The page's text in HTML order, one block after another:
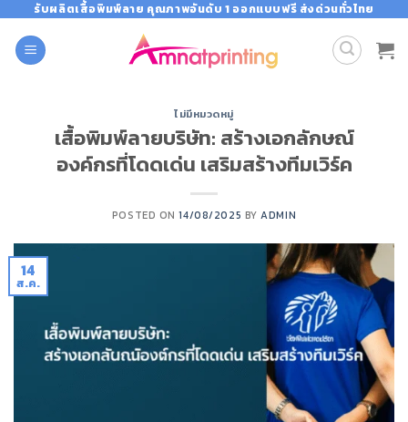
content
รับผลิตเสื้อพิมพ์ลาย คุณภาพอันดับ 1 ออกแบบฟรี ส่งด่วนทั่วไทย
ไม่มีหมวดหมู่
เสื้อพิมพ์ลายบริษัท: สร้างเอกลักษณ์
องค์กรที่โดดเด่น เสริมสร้างทีมเวิร์ค
POSTED ON14/08/2025 BYADMIN
14
ส.ค.